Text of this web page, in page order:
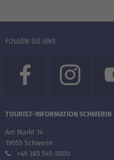
FOLGEN SIE UNS
TOURIST-INFORMATION SCHWERIN
Am Markt 14
19055 Schwerin
+49 385 545-5000